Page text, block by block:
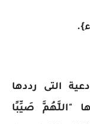
التى رددها
"اللَّهُمَّ صَيِّبًا